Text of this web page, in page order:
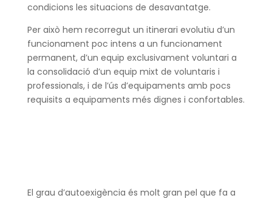
condicions les situacions de desavantatge.
Per això hem recorregut un itinerari evolutiu d’un
funcionament poc intens a un funcionament
permanent, d’un equip exclusivament voluntari a
la consolidació d’un equip mixt de voluntaris i
professionals, i de l’ús d’equipaments amb pocs
requisits a equipaments més dignes i confortables.
El grau d’autoexigència és molt gran pel que fa a